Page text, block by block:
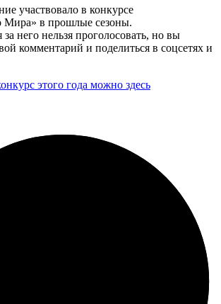
участвовало в конкурсе
Мира» в прошлые сезоны.
него нельзя проголосовать, но вы
комментарий и поделиться в соцсетях и
этого года можно здесь